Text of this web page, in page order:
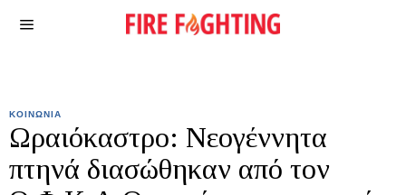
ΚΟΙΝΩΝΙΑ
Ωραιόκαστρο: Νεογέννητα
πτηνά διασώθηκαν από τον